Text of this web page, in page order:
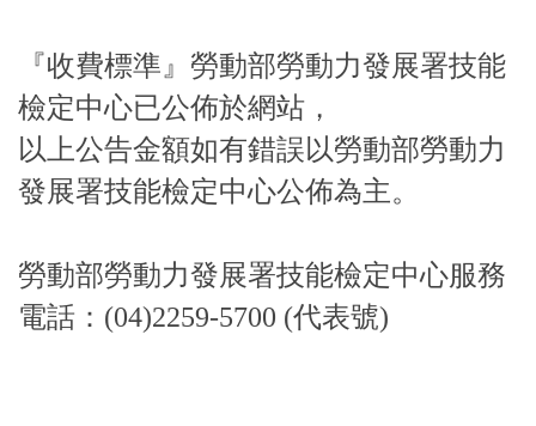
『收費標準』勞動部勞動力發展署技能
檢定中心已公佈於網站，
以上公告金額如有錯誤以勞動部勞動力
發展署技能檢定中心公佈為主。
勞動部勞動力發展署技能檢定中心服務
電話：(04)2259-5700 (代表號)